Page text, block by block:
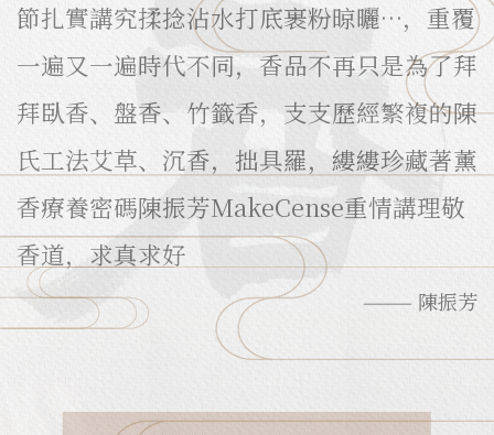
節扎實講究揉捻沾水打底裹粉晾曬…，重覆
一遍又一遍時代不同，香品不再只是為了拜
拜臥香、盤香、竹籤香，支支歷經繁複的陳
氏工法艾草、沉香，拙具羅，縷縷珍藏著薰
香療養密碼陳振芳MakeCense重情講理敬
香道，求真求好
——— 陳振芳